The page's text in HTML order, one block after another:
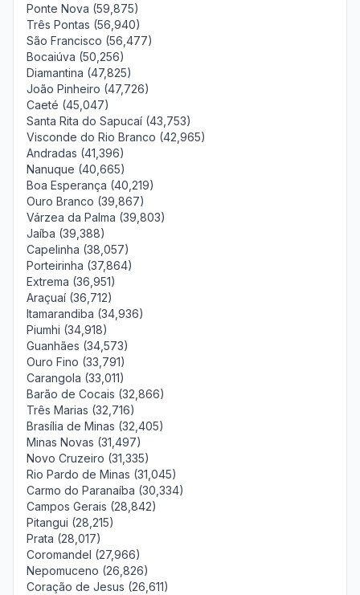
Ponte Nova (59,875)
Três Pontas (56,940)
São Francisco (56,477)
Bocaiúva (50,256)
Diamantina (47,825)
João Pinheiro (47,726)
Caeté (45,047)
Santa Rita do Sapucaí (43,753)
Visconde do Rio Branco (42,965)
Andradas (41,396)
Nanuque (40,665)
Boa Esperança (40,219)
Ouro Branco (39,867)
Várzea da Palma (39,803)
Jaíba (39,388)
Capelinha (38,057)
Porteirinha (37,864)
Extrema (36,951)
Araçuaí (36,712)
Itamarandiba (34,936)
Piumhi (34,918)
Guanhães (34,573)
Ouro Fino (33,791)
Carangola (33,011)
Barão de Cocais (32,866)
Três Marias (32,716)
Brasília de Minas (32,405)
Minas Novas (31,497)
Novo Cruzeiro (31,335)
Rio Pardo de Minas (31,045)
Carmo do Paranaíba (30,334)
Campos Gerais (28,842)
Pitangui (28,215)
Prata (28,017)
Coromandel (27,966)
Nepomuceno (26,826)
Coração de Jesus (26,611)